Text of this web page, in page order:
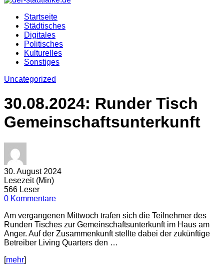
Startseite
Städtisches
Digitales
Politisches
Kulturelles
Sonstiges
Uncategorized
30.08.2024: Runder Tisch
Gemeinschaftsunterkunft
30. August 2024
Lesezeit (Min)
566 Leser
0 Kommentare
Am vergangenen Mittwoch trafen sich die Teilnehmer des
Runden Tisches zur Gemeinschaftsunterkunft im Haus am
Anger. Auf der Zusammenkunft stellte dabei der zukünftige
Betreiber Living Quarters den …
[mehr]